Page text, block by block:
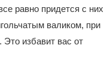
равно придется с них
валиком, при
Это избавит вас от